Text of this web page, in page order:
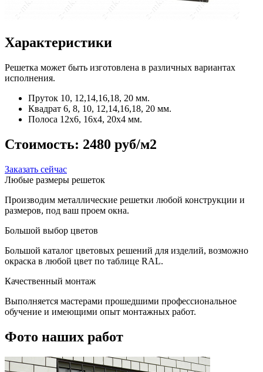
Характеристики
Решетка может быть изготовлена в различных вариантах
исполнения.
Пруток 10, 12,14,16,18, 20 мм.
Квадрат 6, 8, 10, 12,14,16,18, 20 мм.
Полоса 12x6, 16x4, 20x4 мм.
Стоимость: 2480 руб/м2
Заказать сейчас
Любые размеры решеток
Производим металлические решетки любой конструкции и
размеров, под ваш проем окна.
Большой выбор цветов
Большой каталог цветовых решений для изделий, возможно
окраска в любой цвет по таблице RAL.
Качественный монтаж
Выполняется мастерами прошедшими профессиональное
обучение и имеющими опыт монтажных работ.
Фото наших работ